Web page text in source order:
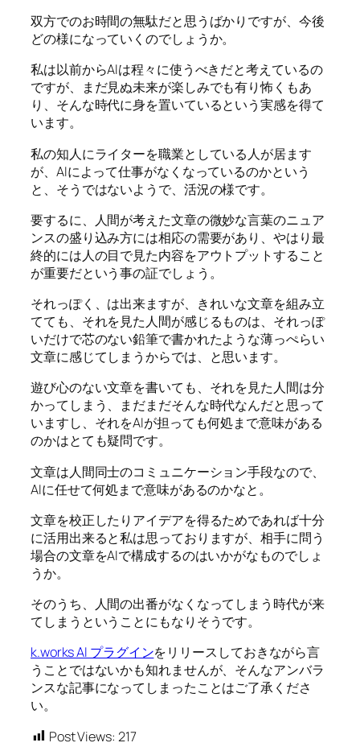
双方でのお時間の無駄だと思うばかりですが、今後
どの様になっていくのでしょうか。
私は以前からAIは程々に使うべきだと考えているの
ですが、まだ見ぬ未来が楽しみでも有り怖くもあ
り、そんな時代に身を置いているという実感を得て
います。
私の知人にライターを職業としている人が居ます
が、AIによって仕事がなくなっているのかという
と、そうではないようで、活況の様です。
要するに、人間が考えた文章の微妙な言葉のニュア
ンスの盛り込み方には相応の需要があり、やはり最
終的には人の目で見た内容をアウトプットすること
が重要だという事の証でしょう。
それっぽく、は出来ますが、きれいな文章を組み立
てても、それを見た人間が感じるものは、それっぽ
いだけで芯のない鉛筆で書かれたような薄っぺらい
文章に感じてしまうからでは、と思います。
遊び心のない文章を書いても、それを見た人間は分
かってしまう、まだまだそんな時代なんだと思って
いますし、それをAIが担っても何処まで意味がある
のかはとても疑問です。
文章は人間同士のコミュニケーション手段なので、
AIに任せて何処まで意味があるのかなと。
文章を校正したりアイデアを得るためであれば十分
に活用出来ると私は思っておりますが、相手に問う
場合の文章をAIで構成するのはいかがなものでしょ
うか。
そのうち、人間の出番がなくなってしまう時代が来
てしまうということにもなりそうです。
k.works AI プラグインをリリースしておきながら言
うことではないかも知れませんが、そんなアンバラ
ンスな記事になってしまったことはご了承くださ
い。
Post Views: 217